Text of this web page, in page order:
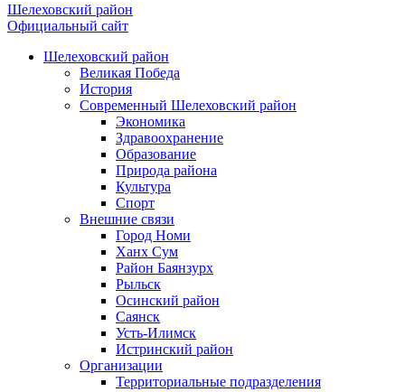
Шелеховский район
Официальный сайт
Шелеховский район
Великая Победа
История
Современный Шелеховский район
Экономика
Здравоохранение
Образование
Природа района
Культура
Спорт
Внешние связи
Город Номи
Ханх Сум
Район Баянзурх
Рыльск
Осинский район
Саянск
Усть-Илимск
Истринский район
Организации
Территориальные подразделения